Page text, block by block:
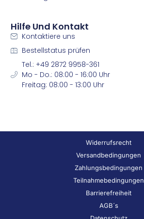
Hilfe Und Kontakt
Kontaktiere uns
Bestellstatus prüfen
Tel.: +49 2872 9958-361
Mo - Do.: 08:00 - 16:00 Uhr
Freitag: 08:00 - 13:00 Uhr
Widerrufsrecht
Versandbedingungen
Zahlungsbedingungen
Teilnahmebedingungen
Barrierefreiheit
AGB´s